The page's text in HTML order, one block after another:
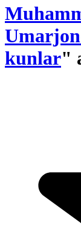
kunlar"